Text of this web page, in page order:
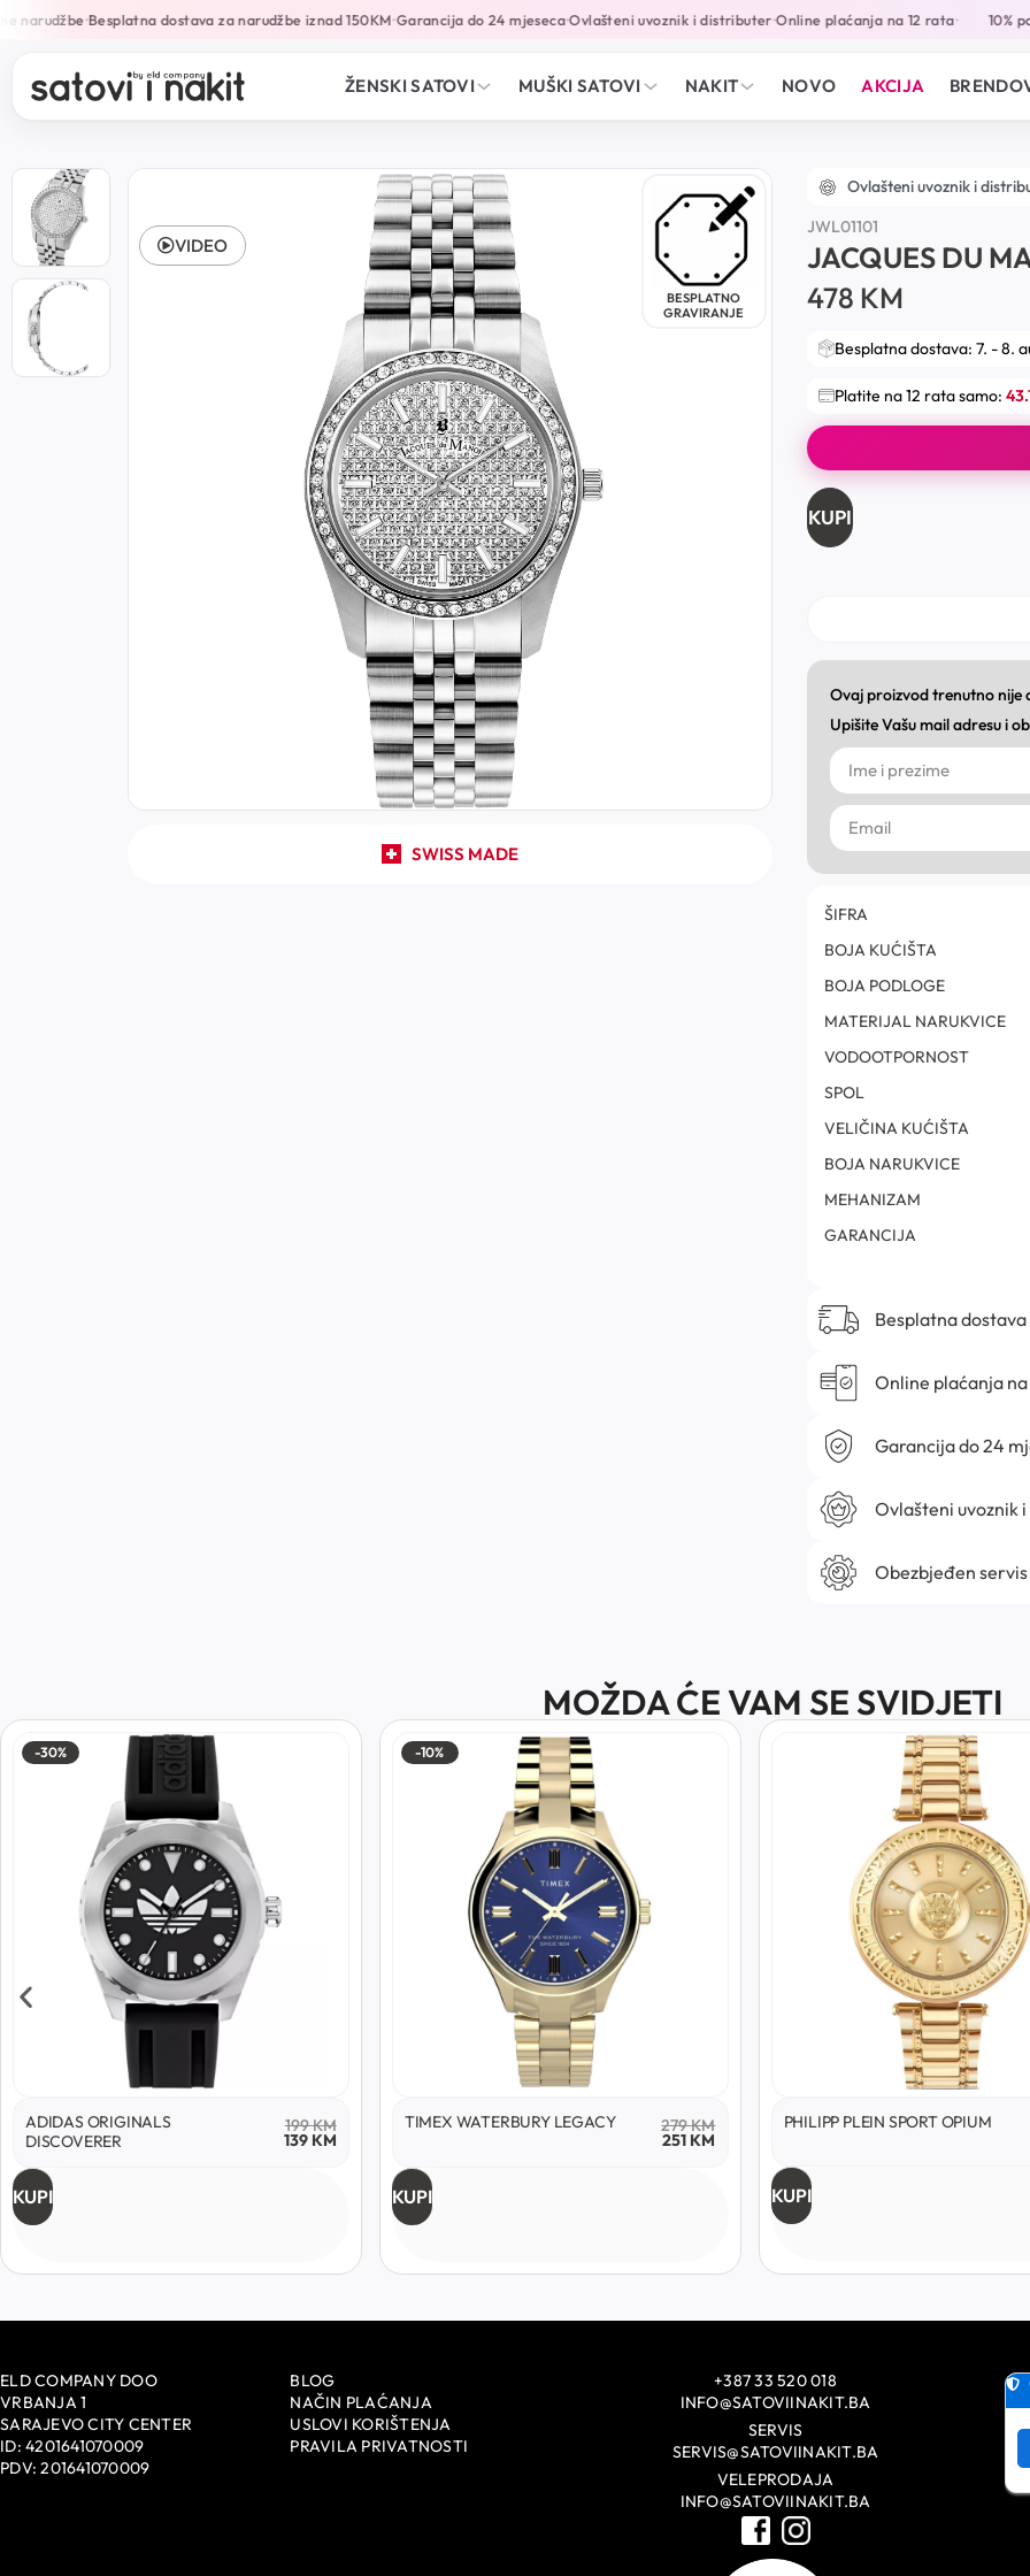
narudžbe•Besplatna dostava za narudžbe iznad 150KM•Garancija do 24 mjeseca•Ovlašteni uvoznik i distributer•Online plaćanja na 12 rata• 10%
ŽENSKI SATOVI MUŠKI SATOVI NAKIT NOVO AKCIJA
BESPLATNO
GRAVIRANJE
SWISS MADE
VIDEO
Ovlašteni uvoznik i
JWL01101
JACQUES DU
478 KM
Besplatna dostava: 7. - 8.
Platite na 12 rata samo:
KUPI
Ovaj proizvod trenutno nije
Upišite Vašu mail adresu i
ŠIFRA
BOJA KUĆIŠTA
BOJA PODLOGE
MATERIJAL NARUKVICE
VODOOTPORNOST
SPOL
VELIČINA KUĆIŠTA
BOJA NARUKVICE
MEHANIZAM
GARANCIJA
Besplatna
Online plaćanja na
Garancija do 24
Ovlašteni uvoznik
Obezbjeđen servis
MOŽDA ĆE VAM SE SVIDJETI
-30%
ADIDAS ORIGINALS
DISCOVERER
199KM
139 KM
KUPI
-10%
TIMEX WATERBURY LEGACY 279KM
251 KM
KUPI
PHILIPP PLEIN SPORT OPIUM
KUPI
ELD COMPANY DOO
VRBANJA 1
SARAJEVO CITY CENTER
ID: 4201641070009
PDV: 201641070009
BLOG
NAČIN PLAĆANJA
USLOVI KORIŠTENJA
PRAVILA PRIVATNOSTI
+387 33 520 018
INFO@SATOVIINAKIT.BA
SERVIS
SERVIS@SATOVIINAKIT.BA
VELEPRODAJA
INFO@SATOVIINAKIT.BA